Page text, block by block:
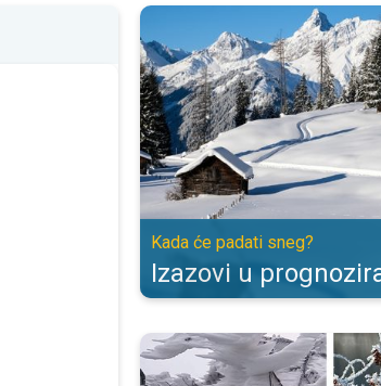
Izazovi u prognoziranju snega.
Kada će padati sneg?
Izazovi u
Kako dolazi do formiranja inja?.